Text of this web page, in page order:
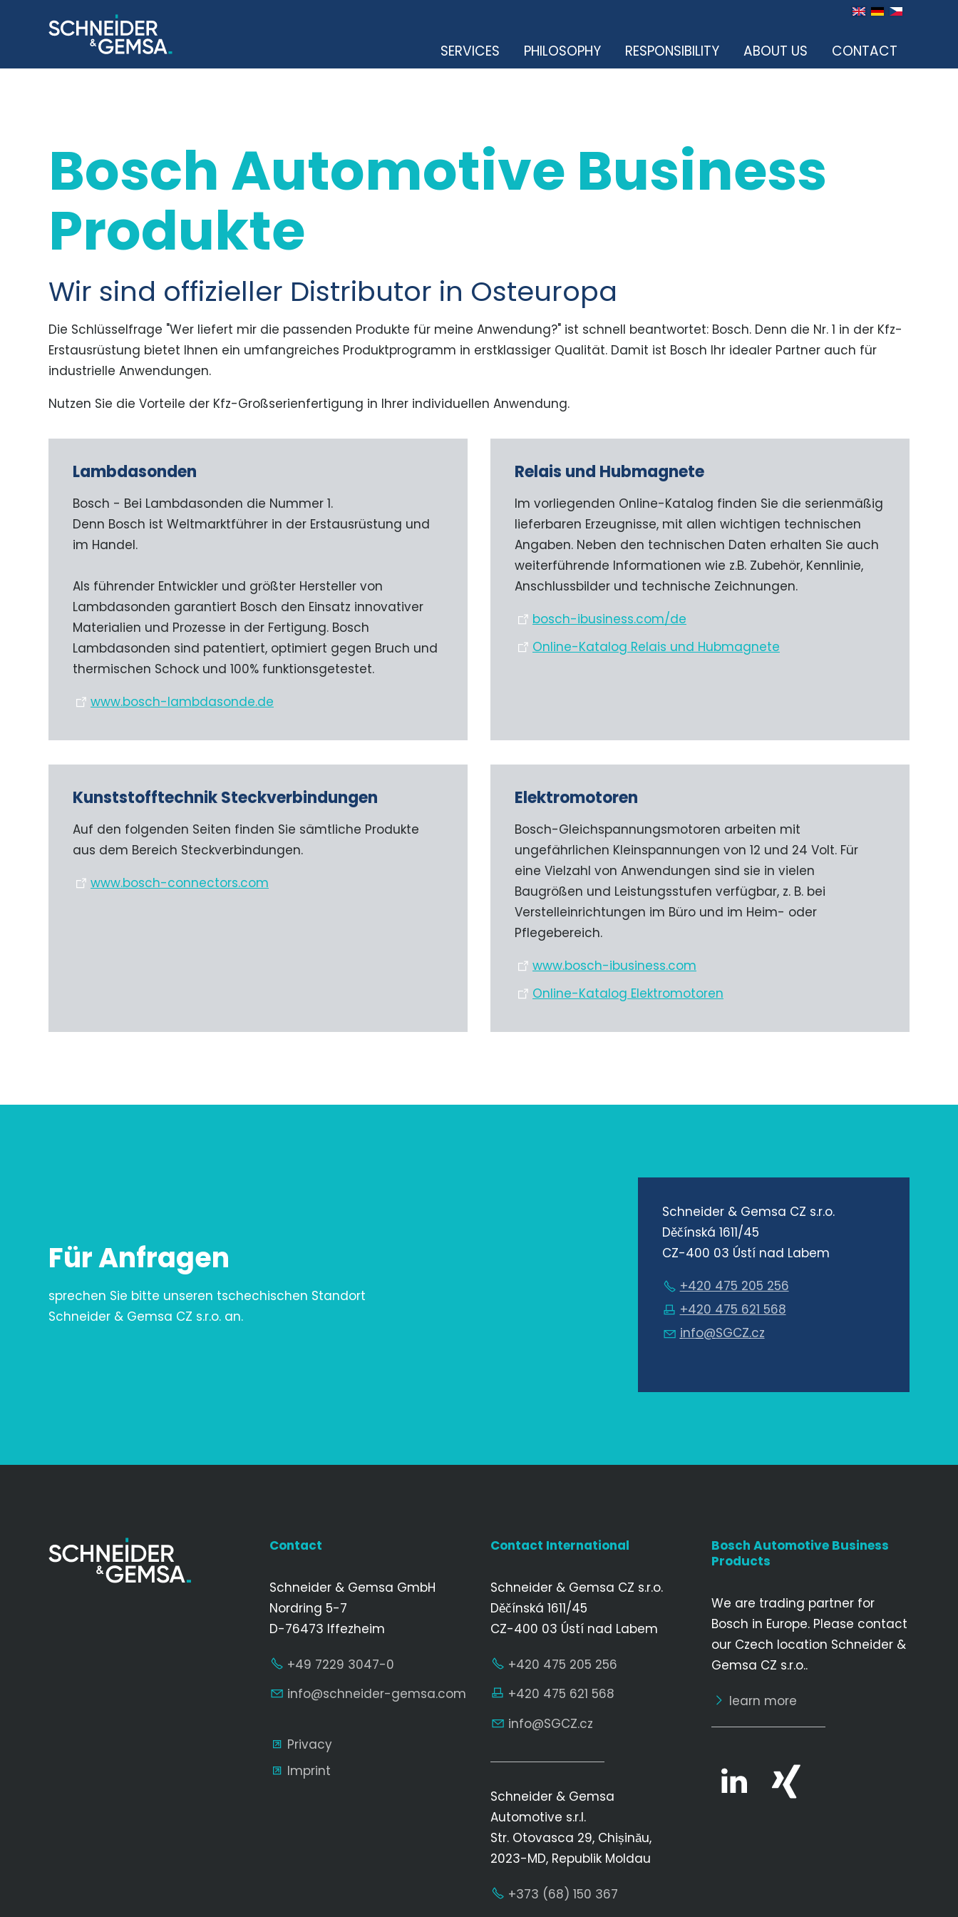
SERVICES PHILOSOPHY RESPONSIBILITY ABOUT US CONTACT
Bosch Automotive Business
Produkte
Wir sind offizieller Distributor in Osteuropa
Die Schlüsselfrage "Wer liefert mir die passenden Produkte für meine Anwendung?" ist schnell beantwortet: Bosch. Denn die Nr. 1 in der Kfz-
Erstausrüstung bietet Ihnen ein umfangreiches Produktprogramm in erstklassiger Qualität. Damit ist Bosch Ihr idealer Partner auch für
industrielle Anwendungen.
Nutzen Sie die Vorteile der Kfz-Großserienfertigung in Ihrer individuellen Anwendung.
Lambdasonden
Bosch - Bei Lambdasonden die Nummer 1.
Denn Bosch ist Weltmarktführer in der Erstausrüstung und
im Handel.
Als führender Entwickler und größter Hersteller von
Lambdasonden garantiert Bosch den Einsatz innovativer
Materialien und Prozesse in der Fertigung. Bosch
Lambdasonden sind patentiert, optimiert gegen Bruch und
thermischen Schock und 100% funktionsgetestet.
www.bosch-lambdasonde.de
Relais und Hubmagnete
Im vorliegenden Online-Katalog finden Sie die serienmäßig
lieferbaren Erzeugnisse, mit allen wichtigen technischen
Angaben. Neben den technischen Daten erhalten Sie auch
weiterführende Informationen wie z.B. Zubehör, Kennlinie,
Anschlussbilder und technische Zeichnungen.
bosch-ibusiness.com/de
Online-Katalog Relais und Hubmagnete
Kunststofftechnik Steckverbindungen
Auf den folgenden Seiten finden Sie sämtliche Produkte
aus dem Bereich Steckverbindungen.
www.bosch-connectors.com
Elektromotoren
Bosch-Gleichspannungsmotoren arbeiten mit
ungefährlichen Kleinspannungen von 12 und 24 Volt. Für
eine Vielzahl von Anwendungen sind sie in vielen
Baugrößen und Leistungsstufen verfügbar, z. B. bei
Verstelleinrichtungen im Büro und im Heim- oder
Pflegebereich.
www.bosch-ibusiness.com
Online-Katalog Elektromotoren
Für Anfragen
sprechen Sie bitte unseren tschechischen Standort
Schneider & Gemsa CZ s.r.o. an.
Schneider & Gemsa CZ s.r.o.
Děčínská 1611/45
CZ-400 03 Ústí nad Labem
+420 475 205 256
+420 475 621 568
nf
SGCZcz
Contact
Schneider & Gemsa GmbH
Nordring 5-7
D-76473 Iffezheim
+49 7229 3047-0
nf
schn d r-g ms c m
Privacy
Imprint
Contact International
Schneider & Gemsa CZ s.r.o.
Děčínská 1611/45
CZ-400 03 Ústí nad Labem
+420 475 205 256
+420 475 621 568
nf
SGCZ cz
Schneider & Gemsa
Automotive s.r.l.
Str. Otovasca 29, Chișinău,
2023-MD, Republik Moldau
+373 (68) 150 367
Bosch Automotive Business
Products
We are trading partner for
Bosch in Europe. Please contact
our Czech location Schneider &
Gemsa CZ s.r.o..
learn more